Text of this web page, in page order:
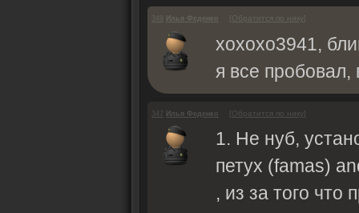
Илья Феденко Обратится по нику
xoxoxo3941,
я все пробовал,
347 Илья Феденко [Обратится по нику]
1. Не нуб,
петух (famas)
, из за того